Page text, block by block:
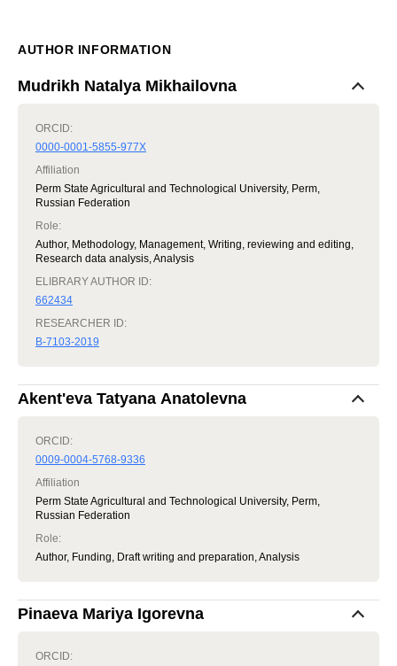
AUTHOR INFORMATION
Mudrikh Natalya Mikhailovna
ORCID:
0000-0001-5855-977X
Affiliation
Perm State Agricultural and Technological University, Perm,
Russian Federation
Role:
Author, Methodology, Management, Writing, reviewing and editing,
Research data analysis, Analysis
ELIBRARY AUTHOR ID:
662434
RESEARCHER ID:
B-7103-2019
Akent'eva Tatyana Anatolevna
ORCID:
0009-0004-5768-9336
Affiliation
Perm State Agricultural and Technological University, Perm,
Russian Federation
Role:
Author, Funding, Draft writing and preparation, Analysis
Pinaeva Mariya Igorevna
ORCID: